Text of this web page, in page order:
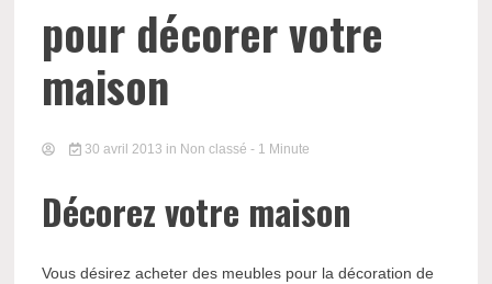
pour décorer votre
maison
30 avril 2013 in Non classé - 1 Minute
Décorez votre maison
Vous désirez acheter des meubles pour la décoration de